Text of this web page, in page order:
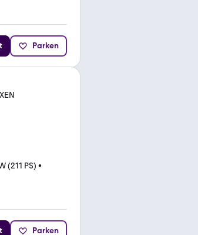
Parken
(211 PS) •
Parken